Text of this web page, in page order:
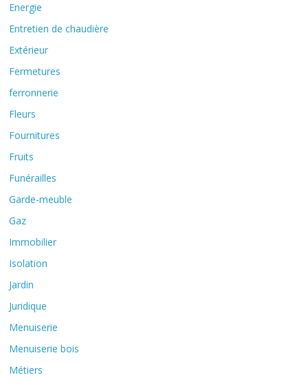
Energie
Entretien de chaudière
Extérieur
Fermetures
ferronnerie
Fleurs
Fournitures
Fruits
Funérailles
Garde-meuble
Gaz
Immobilier
Isolation
Jardin
Juridique
Menuiserie
Menuiserie bois
Métiers